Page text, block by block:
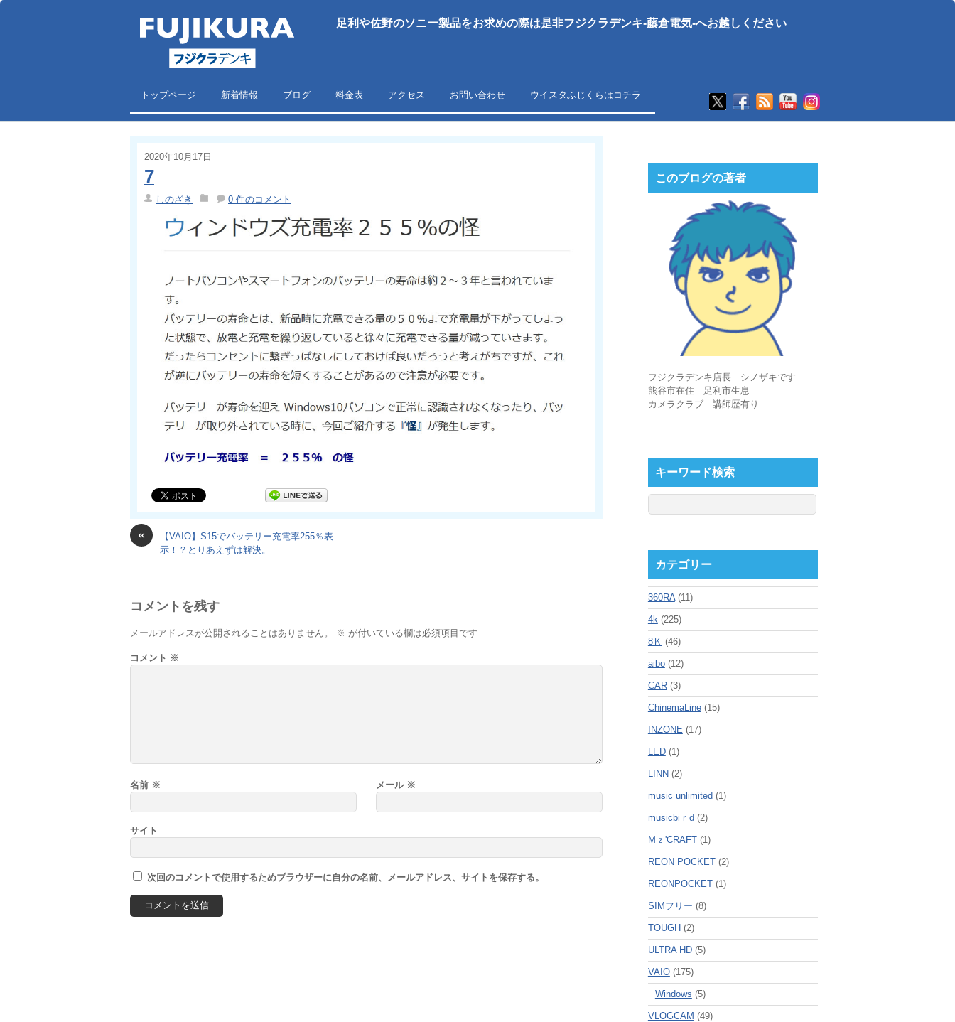
足利や佐野のソニー製品をお求めの際は是非フジクラデンキ-藤倉電気-へお越しください
トップページ 新着情報 ブログ 料金表 アクセス お問い合わせ ウイスタふじくらはコチラ
2020年10月17日
7
しのざき 0 件のコメント
«
【VAIO】S15でバッテリー充電率255％表
示！？とりあえずは解決。
コメントを残す
メールアドレスが公開されることはありません。 ※ が付いている欄は必須項目です
コメント ※
名前 ※ メール ※
サイト
次回のコメントで使用するためブラウザーに自分の名前、メールアドレス、サイトを保存する。
このブログの著者
フジクラデンキ店長 シノザキです
熊谷市在住 足利市生息
カメラクラブ 講師歴有り
キーワード検索
カテゴリー
360RA(11)
4k (225)
8Ｋ (46)
aibo(12)
CAR(3)
ChinemaLine(15)
INZONE (17)
LED(1)
LINN (2)
music unlimited (1)
musicbiｒd (2)
Mｚ'CRAFT(1)
REON POCKET(2)
REONPOCKET(1)
SIMフリー (8)
TOUGH (2)
ULTRA HD(5)
VAIO(175)
Windows (5)
VLOGCAM (49)